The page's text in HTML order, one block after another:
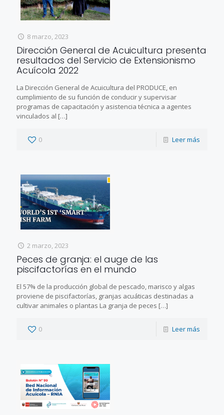
8 marzo, 2023
Dirección General de Acuicultura presenta
resultados del Servicio de Extensionismo
Acuícola 2022
La Dirección General de Acuicultura del PRODUCE, en
cumplimiento de su función de conducir y supervisar
programas de capacitación y asistencia técnica a agentes
vinculados al […]
0 Leer más
2 marzo, 2023
Peces de granja: el auge de las
piscifactorías en el mundo
El 57% de la producción global de pescado, marisco y algas
proviene de piscifactorías, granjas acuáticas destinadas a
cultivar animales o plantas La granja de peces […]
0 Leer más